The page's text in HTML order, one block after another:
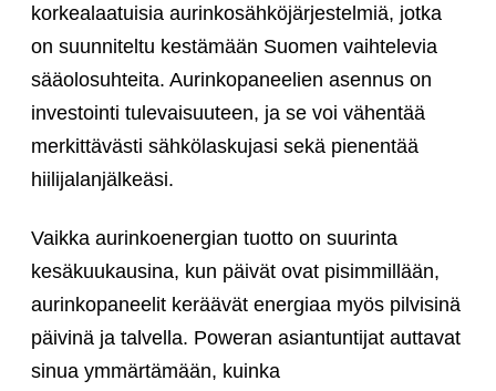
korkealaatuisia aurinkosähköjärjestelmiä, jotka
on suunniteltu kestämään Suomen vaihtelevia
sääolosuhteita. Aurinkopaneelien asennus on
investointi tulevaisuuteen, ja se voi vähentää
merkittävästi sähkölaskujasi sekä pienentää
hiilijalanjälkeäsi.
Vaikka aurinkoenergian tuotto on suurinta
kesäkuukausina, kun päivät ovat pisimmillään,
aurinkopaneelit keräävät energiaa myös pilvisinä
päivinä ja talvella. Poweran asiantuntijat auttavat
sinua ymmärtämään, kuinka